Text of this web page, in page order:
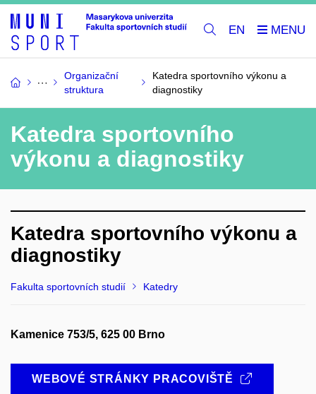
EN
Organizační
struktura
Katedra sportovního výkonu a
diagnostiky
Katedra sportovního
výkonu a diagnostiky
Katedra sportovního výkonu a
diagnostiky
Fakulta sportovních studií Katedry
Kamenice 753/5, 625 00 Brno
WEBOVÉ STRÁNKY PRACOVIŠTĚ